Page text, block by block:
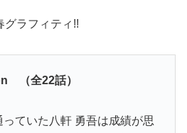
グラフィティ!!
（全22話）
ていた八軒 勇吾は成績が思